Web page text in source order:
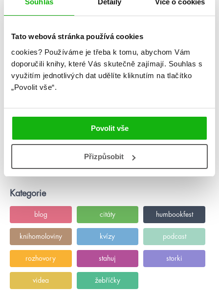
Souhlas Detaily Více o cookies
Tato webová stránka používá cookies
cookies? Používáme je třeba k tomu, abychom Vám
doporučili knihy, které Vás skutečně zajímají. Souhlas s
využitím jednotlivých dat udělíte kliknutím na tlačítko
„Povolit vše“.
Povolit vše
Přizpůsobit
Dvanáct
Kategorie
blog citáty humbookfest
knihomoloviny kvízy podcast
rozhovory stahuj storki
videa žebříčky